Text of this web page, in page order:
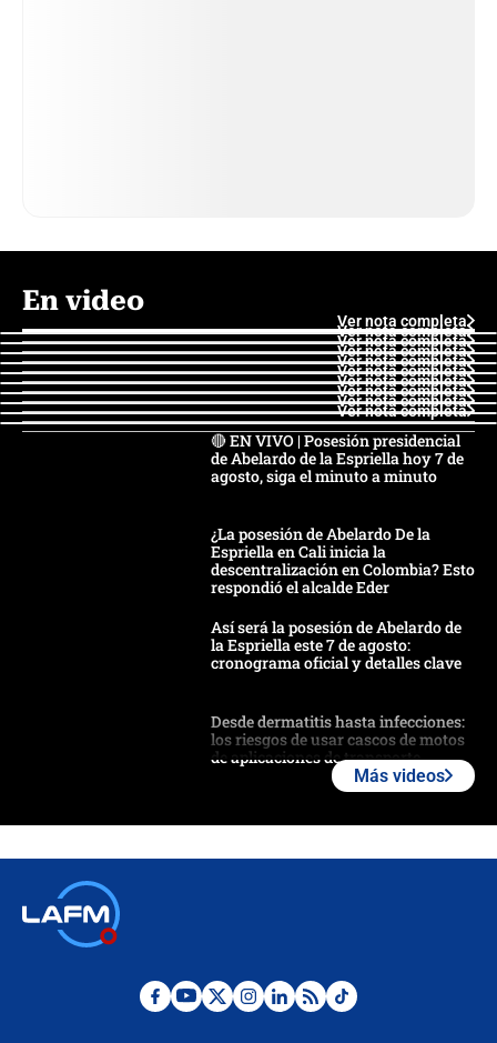
En video
Ver nota completa
Ver nota completa
Ver nota completa
Ver nota completa
Ver nota completa
Ver nota completa
Ver nota completa
Ver nota completa
Ver nota completa
Ver nota completa
🔴 EN VIVO | Posesión presidencial
de Abelardo de la Espriella hoy 7 de
agosto, siga el minuto a minuto
¿La posesión de Abelardo De la
Espriella en Cali inicia la
descentralización en Colombia? Esto
respondió el alcalde Eder
Así será la posesión de Abelardo de
la Espriella este 7 de agosto:
cronograma oficial y detalles clave
Desde dermatitis hasta infecciones:
los riesgos de usar cascos de motos
de aplicaciones de transporte
celular? Requisitos, pasos y
Posesión de Abelardo De La Espriella
Más videos